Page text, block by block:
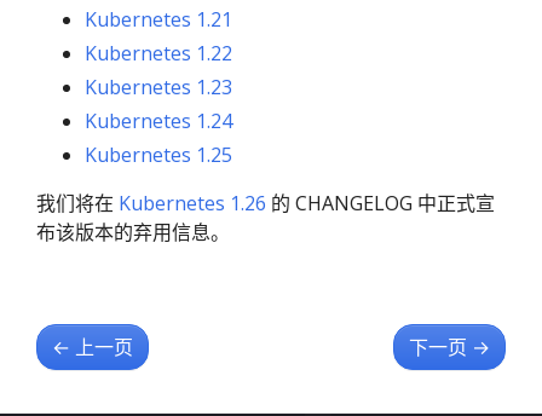
Kubernetes 1.21
Kubernetes 1.22
Kubernetes 1.23
Kubernetes 1.24
Kubernetes 1.25
我们将在 Kubernetes 1.26 的 CHANGELOG 中正式宣
布该版本的弃用信息。
← 上一页 下一页 →